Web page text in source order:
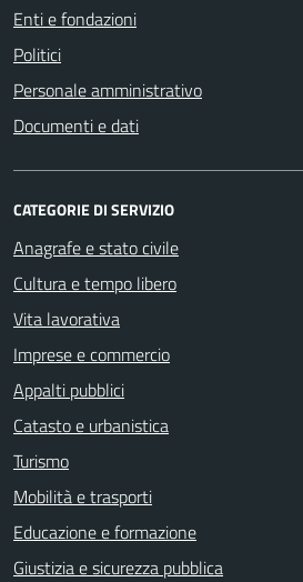
Enti e fondazioni
Politici
Personale amministrativo
Documenti e dati
CATEGORIE DI SERVIZIO
Anagrafe e stato civile
Cultura e tempo libero
Vita lavorativa
Imprese e commercio
Appalti pubblici
Catasto e urbanistica
Turismo
Mobilità e trasporti
Educazione e formazione
Giustizia e sicurezza pubblica